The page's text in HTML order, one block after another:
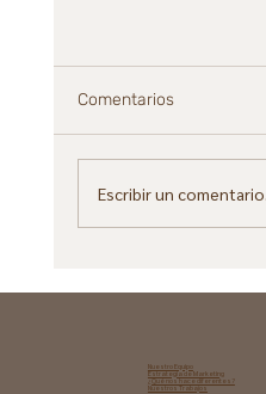
Comentarios
Escribir un comentario...
Nuestro Equipo
Estrategia de Marketing​
¿Qué nos hace diferentes?
Nuestros Trabajos